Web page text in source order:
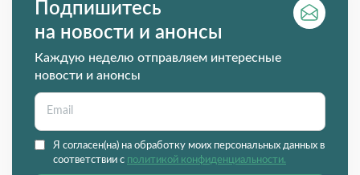
Подпишитесь
на новости и анонсы
Каждую неделю отправляем интересные
новости и анонсы
Я согласен(на) на обработку моих персональных данных в
соответствии с политикой конфиденциальности.